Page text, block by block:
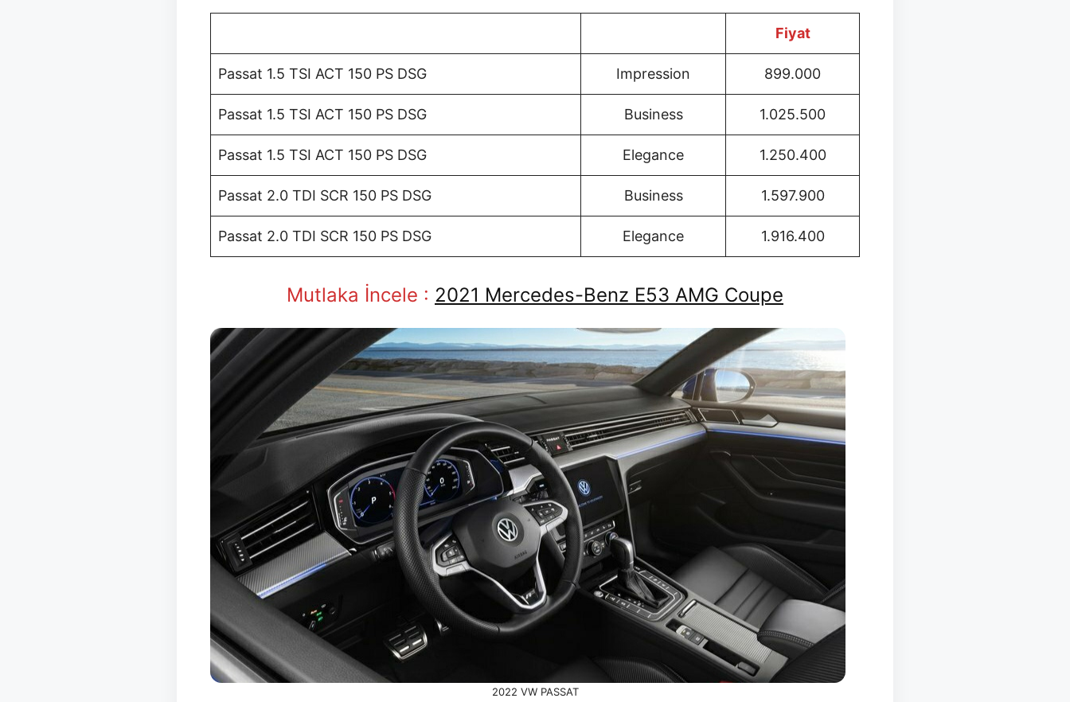
Fiyat
Passat 1.5 TSI ACT 150 PS DSG Impression 899.000
Passat 1.5 TSI ACT 150 PS DSG Business 1.025.500
Passat 1.5 TSI ACT 150 PS DSG Elegance 1.250.400
Passat 2.0 TDI SCR 150 PS DSG Business 1.597.900
Passat 2.0 TDI SCR 150 PS DSG Elegance 1.916.400
Mutlaka İncele : 2021 Mercedes-Benz E53 AMG Coupe
2022 VW PASSAT